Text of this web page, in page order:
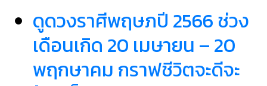
ดูดวงราศีพฤษภปี 2566 ช่วง
เดือนเกิด 20 เมษายน – 20
พฤกษาคม กราฟชีวิตจะดีจะ